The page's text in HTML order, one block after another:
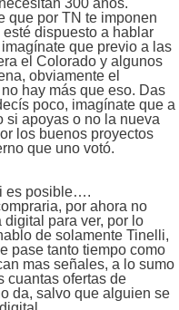
300 años.
que por TN te imponen
dispuesto a hablar
que previo a las
el Colorado y algunos
obviamente el
hay más que eso. Das
poco, imagínate que a
si apoyas o no la nueva
los buenos proyectos
que uno votó.
es posible….
por ahora no
para ver, por lo
de solamente Tinelli,
pase tanto tiempo como
mas señales, a lo sumo
cuantas ofertas de
da, salvo que alguien se